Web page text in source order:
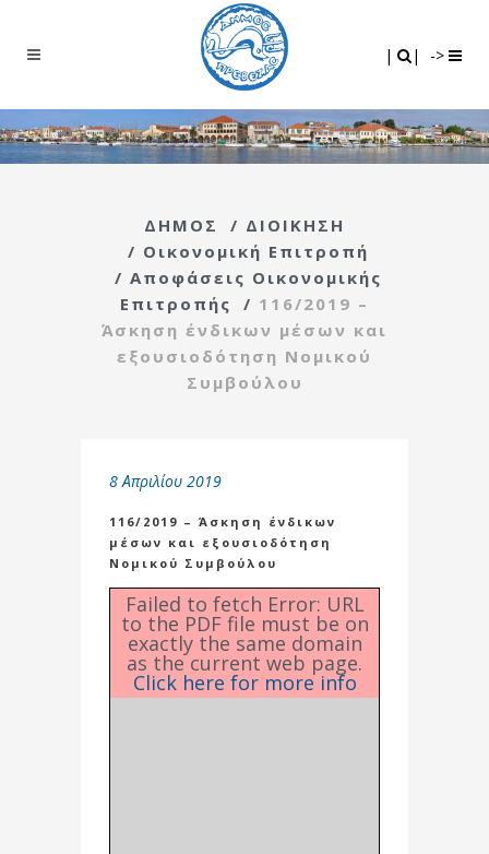
| | ->
ΔΗΜΟΣ / ΔΙΟΙΚΗΣΗ
/ Οικονομική Επιτροπή
/ Αποφάσεις Οικονομικής
Επιτροπής
/ 116/2019 –
Άσκηση ένδικων μέσων και
εξουσιοδότηση Νομικού
Συμβούλου
8 Απριλίου 2019
116/2019 – Άσκηση ένδικων
μέσων και εξουσιοδότηση
Νομικού Συμβούλου
Failed to fetch Error: URL
to the PDF file must be on
exactly the same domain
as the current web page.
Click here for more info